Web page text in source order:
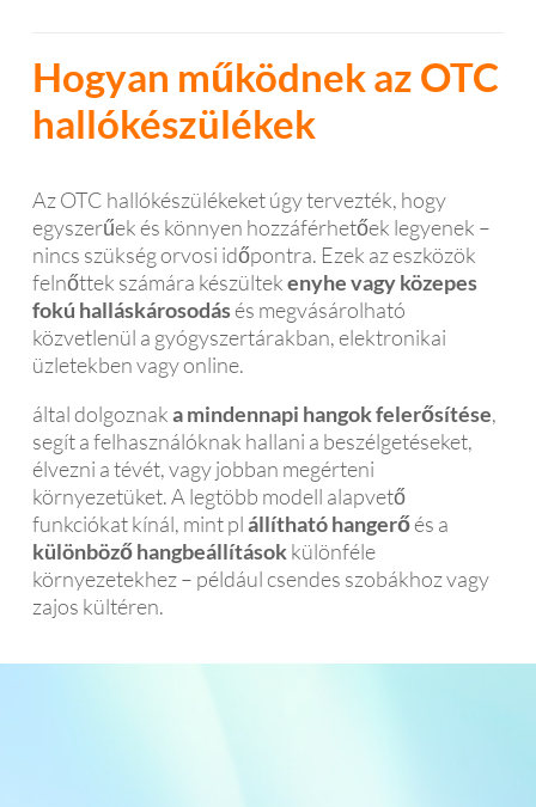
Hogyan működnek az OTC
hallókészülékek
Az OTC hallókészülékeket úgy tervezték, hogy
egyszerűek és könnyen hozzáférhetőek legyenek –
nincs szükség orvosi időpontra. Ezek az eszközök
felnőttek számára készültekenyhe vagy közepes
fokú halláskárosodásés megvásárolható
közvetlenül a gyógyszertárakban, elektronikai
üzletekben vagy online.
által dolgoznaka mindennapi hangok felerősítése,
segít a felhasználóknak hallani a beszélgetéseket,
élvezni a tévét, vagy jobban megérteni
környezetüket. A legtöbb modell alapvető
funkciókat kínál, mint plállítható hangerőés a
különböző hangbeállításokkülönféle
környezetekhez – például csendes szobákhoz vagy
zajos kültéren.